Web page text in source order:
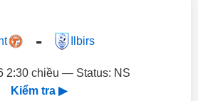
- Ilbirs
2:30 chiều — Status: NS
Kiểm tra ▶